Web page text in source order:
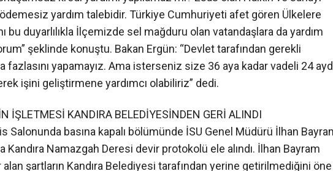
fazlasını yapamayız. Ama isterseniz size 36 aya kadar vadeli 24 ayda
işini geliştirmene yardımcı olabiliriz” dedi.
İŞLETMESİ KANDIRA BELEDİYESİNDEN GERİ ALINDI
Salonunda basına kapalı bölümünde İSU Genel Müdürü İlhan Bayram
Kandıra Namazgah Deresi devir protokolü ele alındı. İlhan Bayram
şartların Kandıra Belediyesi tarafından yerine getirilmediğini öne
Başkanı Cengiz Kan ise biz üzerimize düşeni yaptık dedi.
İbrahim Karaosmanoğlu Kandıra Belediyesi bu işi
protokolün iptal edilerek Büyükşehir Belediyesi yönetiminde İSU